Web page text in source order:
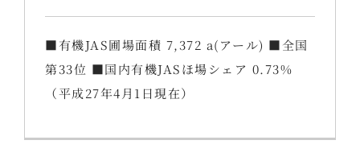
■有機JAS圃場面積 7,372 a(アール) ■全国
第33位 ■国内有機JASほ場シェア 0.73%
（平成27年4月1日現在）